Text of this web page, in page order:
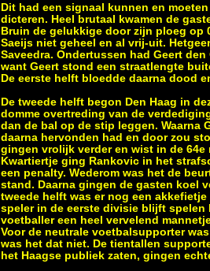
Dit had een signaal kunnen en
dicteren. Heel brutaal kwamen de
Bruin de gelukkige door zijn ploeg
Saeijs niet geheel en al vrij-uit.
Saveedra. Ondertussen had Geert
want Geert stond een straatlengte
De eerste helft bloedde daarna dood
De tweede helft begon Den Haag in
domme overtreding van de
dan de bal op de stip leggen. Waarna
daarna hervonden had en door zou
gingen vrolijk verder en wist in de
Kwartiertje ging Rankovic in het
een penalty. Wederom was het de
stand. Daarna gingen de gasten koel
tweede helft was er nog een
speler in de eerste divisie blijft spelen
voetballer een heel vervelend
Voor de neutrale voetbalsupporter
was het dat niet. De tientallen
het Haagse publiek zaten, gingen